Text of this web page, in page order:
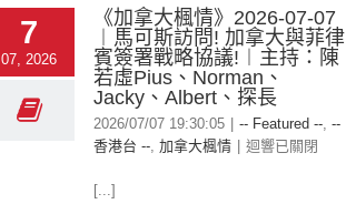
7
07, 2026
《加拿大楓情》2026-07-07
︱馬可斯訪問! 加拿大與菲律
賓簽署戰略協議!︱主持：陳
若虛Pius、Norman、
Jacky、Albert、探長
2026/07/07 19:30:05 -- Featured --, --
香港台 --, 加拿大楓情 迴響已關閉
[...]